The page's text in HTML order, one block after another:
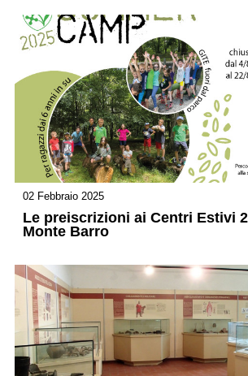
02 Febbraio 2025
Le preiscrizioni ai Centri Estivi
Monte Barro